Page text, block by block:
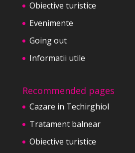
Obiective turistice
Evenimente
Going out
Informatii utile
Recommended pages
Cazare in Techirghiol
Tratament balnear
Obiective turistice